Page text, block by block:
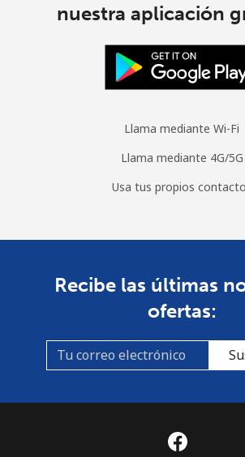
nuestra aplicación
Llama mediante Wi-Fi
Llama mediante 4G/5G
Usa tus propios
Recibe las últimas
ofertas: